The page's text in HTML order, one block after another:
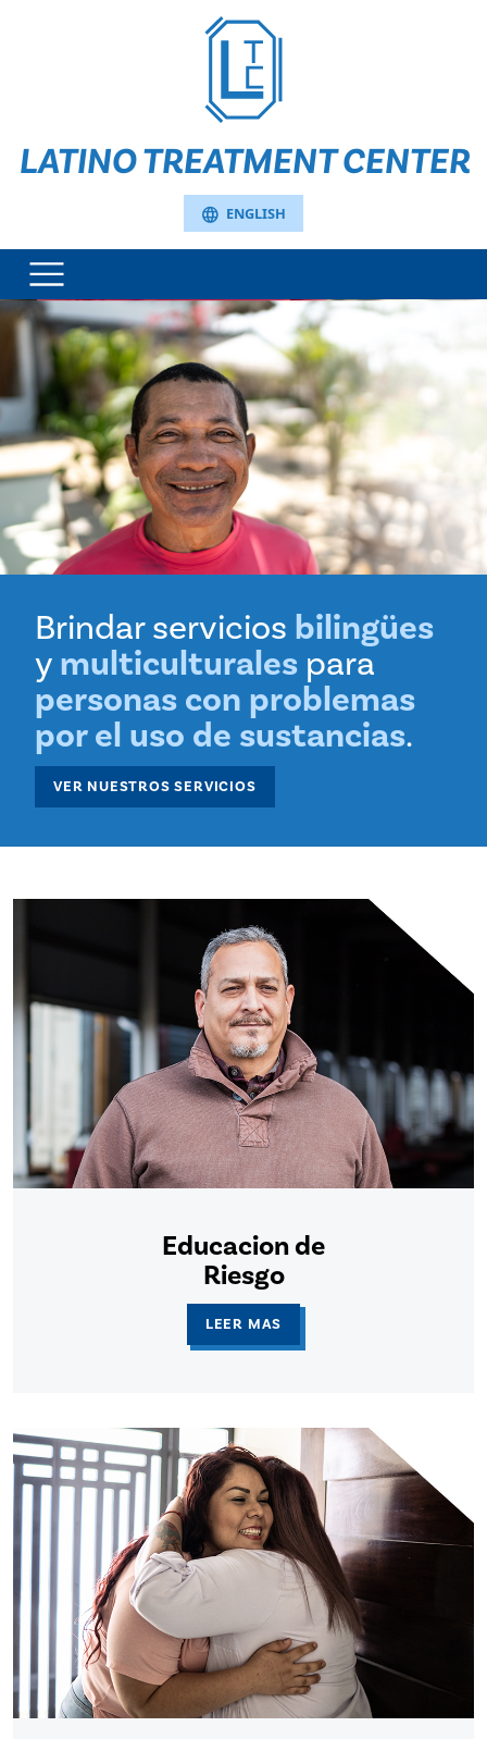
LATINO TREATMENT CENTER
language ENGLISH
Brindar servicios bilingües
y multiculturales para
personas con problemas
por el uso de sustancias.
VER NUESTROS SERVICIOS
Educacion de
Riesgo
LEER MAS